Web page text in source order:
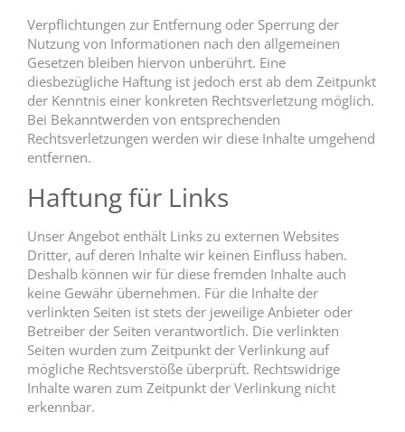
Verpflichtungen zur Entfernung oder Sperrung der
Nutzung von Informationen nach den allgemeinen
Gesetzen bleiben hiervon unberührt. Eine
diesbezügliche Haftung ist jedoch erst ab dem Zeitpunkt
der Kenntnis einer konkreten Rechtsverletzung möglich.
Bei Bekanntwerden von entsprechenden
Rechtsverletzungen werden wir diese Inhalte umgehend
entfernen.
Haftung für Links
Unser Angebot enthält Links zu externen Websites
Dritter, auf deren Inhalte wir keinen Einfluss haben.
Deshalb können wir für diese fremden Inhalte auch
keine Gewähr übernehmen. Für die Inhalte der
verlinkten Seiten ist stets der jeweilige Anbieter oder
Betreiber der Seiten verantwortlich. Die verlinkten
Seiten wurden zum Zeitpunkt der Verlinkung auf
mögliche Rechtsverstöße überprüft. Rechtswidrige
Inhalte waren zum Zeitpunkt der Verlinkung nicht
erkennbar.